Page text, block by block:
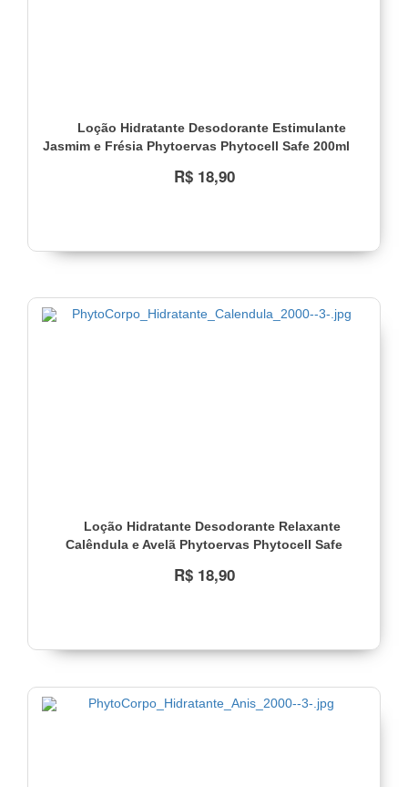
Loção Hidratante Desodorante Estimulante
Jasmim e Frésia Phytoervas Phytocell Safe 200ml
R$ 18,90
Loção Hidratante Desodorante Relaxante
Calêndula e Avelã Phytoervas Phytocell Safe
R$ 18,90